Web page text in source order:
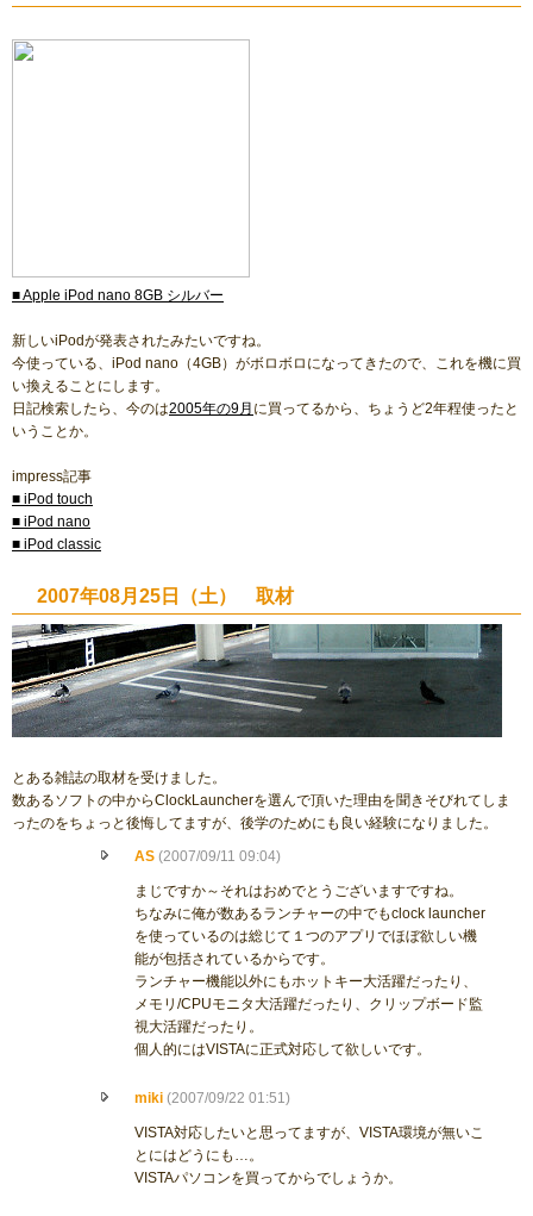
■ Apple iPod nano 8GB シルバー
新しいiPodが発表されたみたいですね。
今使っている、iPod nano（4GB）がボロボロになってきたので、これを機に買
い換えることにします。
日記検索したら、今のは2005年の9月 に買ってるから、ちょうど2年程使ったと
いうことか。
impress記事
■ iPod touch
■ iPod nano
■ iPod classic
2007年08月25日（土） 取材
とある雑誌の取材を受けました。
数あるソフトの中からClockLauncherを選んで頂いた理由を聞きそびれてしま
ったのをちょっと後悔してますが、後学のためにも良い経験になりました。
AS (2007/09/11 09:04)
まじですか～それはおめでとうございますですね。
ちなみに俺が数あるランチャーの中でもclock launcher
を使っているのは総じて１つのアプリでほぼ欲しい機
能が包括されているからです。
ランチャー機能以外にもホットキー大活躍だったり、
メモリ/CPUモニタ大活躍だったり、クリップボード監
視大活躍だったり。
個人的にはVISTAに正式対応して欲しいです。
miki (2007/09/22 01:51)
VISTA対応したいと思ってますが、VISTA環境が無いこ
とにはどうにも…。
VISTAパソコンを買ってからでしょうか。